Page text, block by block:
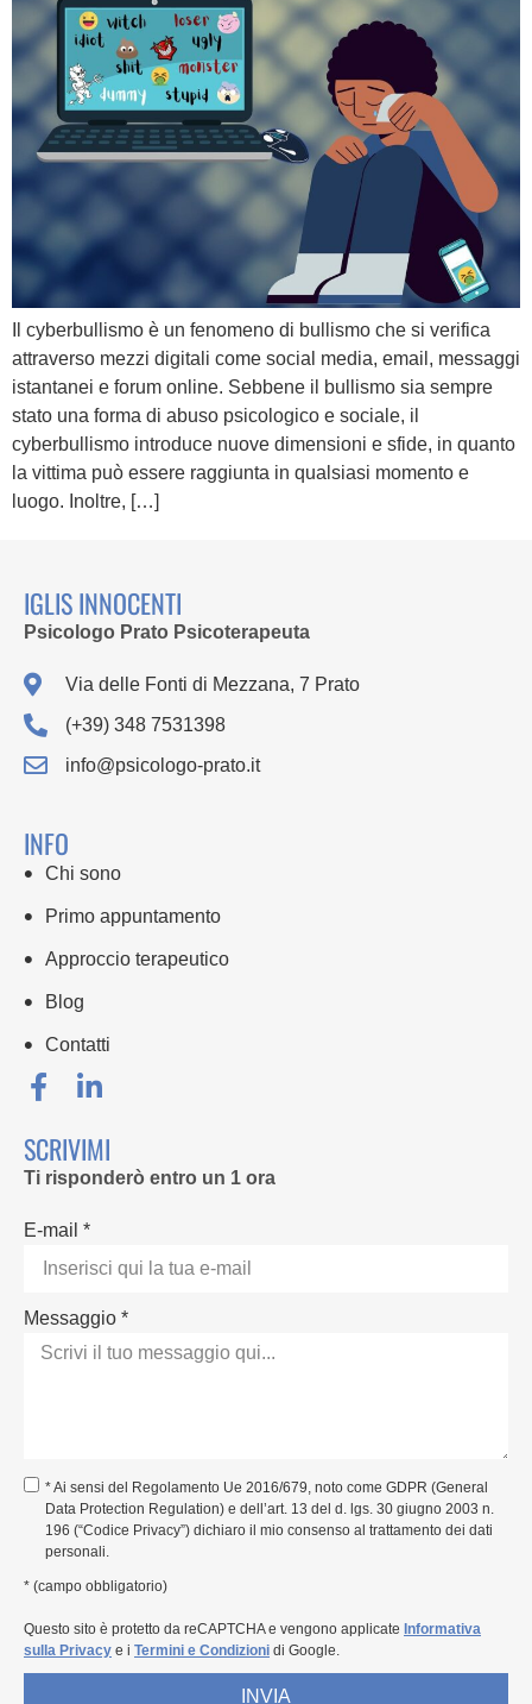
Il cyberbullismo è un fenomeno di bullismo che si verifica
attraverso mezzi digitali come social media, email, messaggi
istantanei e forum online. Sebbene il bullismo sia sempre
stato una forma di abuso psicologico e sociale, il
cyberbullismo introduce nuove dimensioni e sfide, in quanto
la vittima può essere raggiunta in qualsiasi momento e
luogo. Inoltre, […]
IGLIS INNOCENTI
Psicologo Prato Psicoterapeuta
Via delle Fonti di Mezzana, 7 Prato
(+39) 348 7531398
info@psicologo-prato.it
INFO
Chi sono
Primo appuntamento
Approccio terapeutico
Blog
Contatti
SCRIVIMI
Ti risponderò entro un 1 ora
E-mail *
Messaggio *
* Ai sensi del Regolamento Ue 2016/679, noto come GDPR (General
Data Protection Regulation) e dell’art. 13 del d. lgs. 30 giugno 2003 n.
196 (“Codice Privacy”) dichiaro il mio consenso al trattamento dei dati
personali.
* (campo obbligatorio)
Questo sito è protetto da reCAPTCHA e vengono applicate Informativa
sulla Privacy e i Termini e Condizioni di Google.
INVIA